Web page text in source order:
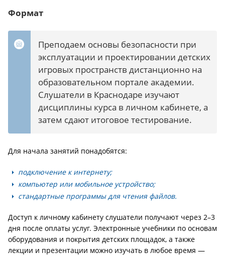
Формат
Преподаем основы безопасности при
эксплуатации и проектировании детских
игровых пространств дистанционно на
образовательном портале академии.
Слушатели в Краснодаре изучают
дисциплины курса в личном кабинете, а
затем сдают итоговое тестирование.
Для начала занятий понадобятся:
подключение к интернету;
компьютер или мобильное устройство;
стандартные программы для чтения файлов.
Доступ к личному кабинету слушатели получают через 2–3
дня после оплаты услуг. Электронные учебники по основам
оборудования и покрытия детских площадок, а также
лекции и презентации можно изучать в любое время —